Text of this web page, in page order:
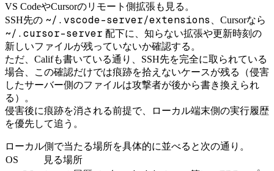
VS CodeやCursorのリモート側拡張も見る。
SSH先の ~/.vscode-server/extensions 、Cursorなら
~/.cursor-server 配下に、知らない拡張や更新時刻の
新しいファイルが残っていないか確認する。
ただ、Califも書いている通り、SSH先を完全に取られている
場合、この確認だけでは痕跡を拾えないケースが残る（侵害
したサーバー側のファイルは攻撃者が後から書き換えられ
る）。
侵害後に痕跡を消される前提で、ローカル端末側の実行履歴
を優先して追う。
ローカル側で当たる場所を具体的に並べると次の通り。
OS
見る場所